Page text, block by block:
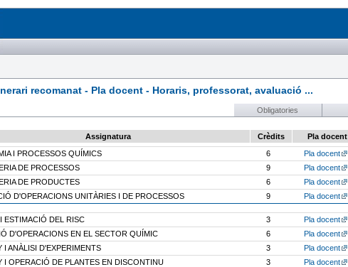
recomanat - Pla docent - Horaris, professorat, avaluació ...
Obligatories
Assignatura Crèdits Pla docent
I PROCESSOS QUÍMICS 6 Pla docent
DE PROCESSOS 9 Pla docent
DE PRODUCTES 6 Pla docent
D'OPERACIONS UNITÀRIES I DE PROCESSOS 9 Pla docent
ESTIMACIÓ DEL RISC 3 Pla docent
D'OPERACIONS EN EL SECTOR QUÍMIC 6 Pla docent
I ANÀLISI D'EXPERIMENTS 3 Pla docent
I OPERACIÓ DE PLANTES EN DISCONTINU 3 Pla docent